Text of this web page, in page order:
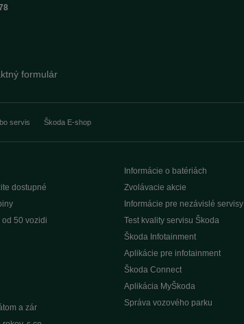
formulár
servis Škoda E-shop
dostupné
od 50 vozidi
a zár
Informácie o batériách
Zvolávacie akcie
Informácie pre nezávislé servisy
Test kvality servisu Škoda
Škoda Infotainment
Aplikácie pre infotainment
Škoda Connect
Aplikácia MyŠkoda
Správa vozového parku